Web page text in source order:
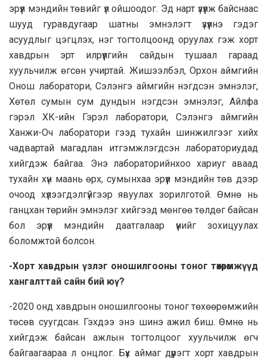
эрүүл мэндийн төвийг үл ойшоодог. Эд нарт үзүүлж байснаас
шууд гуравдугаар шатны эмнэлэгт үзүүлнэ гэдэг
асуудлыг цэгцлэх, нэг тогтолцоонд оруулах гэж хорт
хавдрын эрт илрүүлгийн сайдын тушаал гараад
хуульчилж өгсөн учиртай. Жишээлбэл, Орхон аймгийн
Онош лаборатори, Сэлэнгэ аймгийн нэгдсэн эмнэлэг,
Хөтөл сумын сум дундын нэгдсэн эмнэлэг, Айлфа
гэрэл ХК-ийн Гэрэл лаборатори, Сэлэнгэ аймгийн
Ханжи-Оч лаборатори гээд тухайн шинжилгээг хийх
чадвартай магадлан итгэмжлэгдсэн лабораториудад
хийгдэж байгаа. Энэ лабораторийнхоо хариуг аваад
тухайн хүн маань өрх, сумынхаа эрүүл мэндийн төв дээр
очоод хүлээгдэлгүйгээр явуулах зорилготой. Өмнө нь
ганцхан төрийн эмнэлэг хийгээд мөнгөө төлдөг байсан
бол эрүүл мэндийн даатгалаар үүнийг зохицуулах
боломжтой болсон.
-Хорт хавдрын үзлэг оношилгооны тоног төхөөрөмжүүд
хангалттай сайн бий юү?
-2020 онд хавдрын оношилгооны тоног төхөөрөмжийн
төсөв суугдсан. Гэхдээ энэ шинэ ажил биш. Өмнө нь
хийгдэж байсан ажлын тогтолцоог хуульчилж өгч
байгаагаараа л онцлог. Бүх аймаг дүүрэгт хорт хавдрын